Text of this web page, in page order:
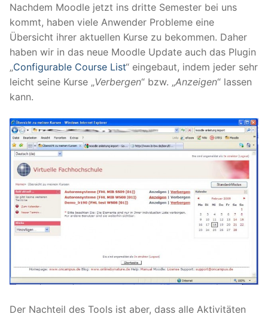
Nachdem Moodle jetzt ins dritte Semester bei uns
kommt, haben viele Anwender Probleme eine
Übersicht ihrer aktuellen Kurse zu bekommen. Daher
haben wir in das neue Moodle Update auch das Plugin
„Configurable Course List“ eingebaut, indem jeder sehr
leicht seine Kurse „Verbergen“ bzw. „Anzeigen“ lassen
kann.
Der Nachteil des Tools ist aber, dass alle Aktivitäten